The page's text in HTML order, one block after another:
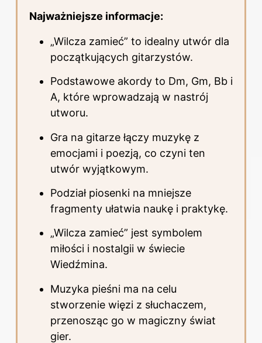
Najważniejsze informacje:
„Wilcza zamieć” to idealny utwór dla
początkujących gitarzystów.
Podstawowe akordy to Dm, Gm, Bb i
A, które wprowadzają w nastrój
utworu.
Gra na gitarze łączy muzykę z
emocjami i poezją, co czyni ten
utwór wyjątkowym.
Podział piosenki na mniejsze
fragmenty ułatwia naukę i praktykę.
„Wilcza zamieć” jest symbolem
miłości i nostalgii w świecie
Wiedźmina.
Muzyka pieśni ma na celu
stworzenie więzi z słuchaczem,
przenosząc go w magiczny świat
gier.